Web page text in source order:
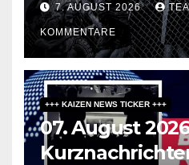
7. AUGUST 2026
KOMMENTARE
+++ KAIZEN NEWS TICKER +++
07. August